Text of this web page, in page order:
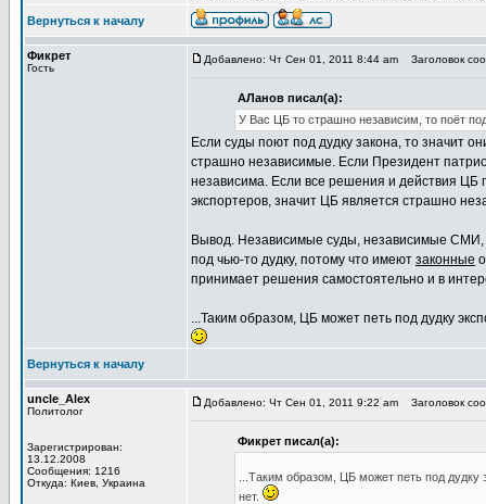
Вернуться к началу
Фикрет
Гость
Добавлено: Чт Сен 01, 2011 8:44 am Заголовок
АЛанов писал(а):
У Вас ЦБ то страшно независим, то поёт
Если суды поют под дудку закона, то значит
страшно независимые. Если Президент
независима. Если все решения и действия ЦБ
экспортеров, значит ЦБ является страшно
Вывод. Независимые суды, независимые
под чью-то дудку, потому что имеют законные
принимает решения самостоятельно и в
...Таким образом, ЦБ может петь под дудку
Вернуться к началу
uncle_Alex
Политолог
Зарегистрирован:
13.12.2008
Сообщения: 1216
Откуда: Киев, Украина
Добавлено: Чт Сен 01, 2011 9:22 am Заголовок
Фикрет писал(а):
...Таким образом, ЦБ может петь под
нет.